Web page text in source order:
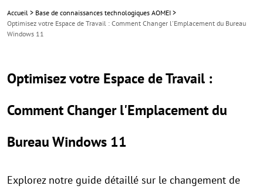
Accueil > Base de connaissances technologiques AOMEI >
Optimisez votre Espace de Travail : Comment Changer l'Emplacement du Bureau
Windows 11
Optimisez votre Espace de Travail :
Comment Changer l'Emplacement du
Bureau Windows 11
Explorez notre guide détaillé sur le changement de